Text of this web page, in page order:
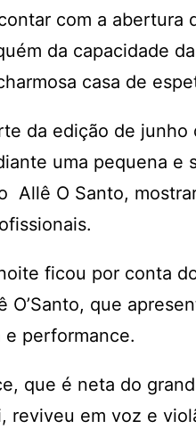
com a abertura
da capacidade
casa de
da edição de junho
uma pequena e
Allê O Santo,
ficou por conta
O’Santo, que
e performance.
que é neta do
reviveu em voz e